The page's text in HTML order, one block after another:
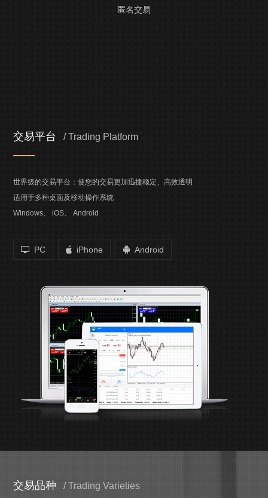
匿名交易
交易平台 / Trading Platform
世界级的交易平台；使您的交易更加迅捷稳定、高效透明
适用于多种桌面及移动操作系统
Windows、 iOS、 Android
PC iPhone Android
交易品种 / Trading Varieties